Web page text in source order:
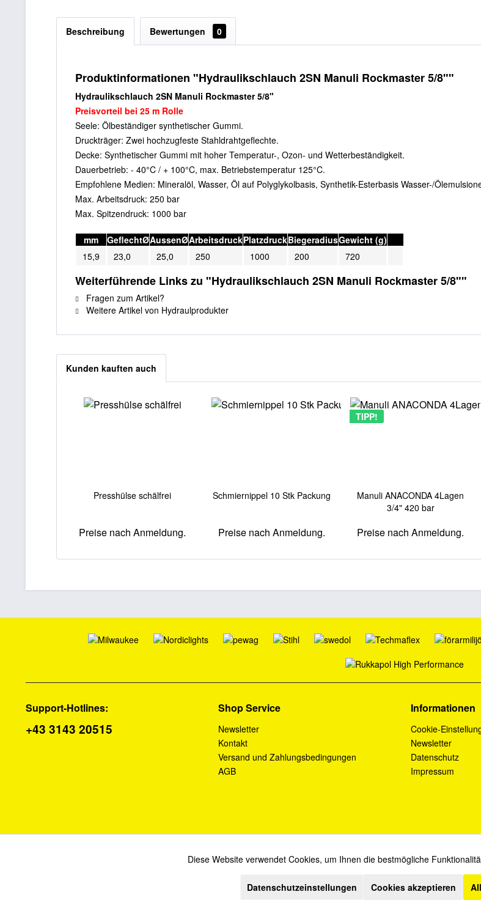
Beschreibung Bewertungen 0
Produktinformationen "Hydraulikschlauch 2SN Manuli Rockmaster 5/8""
Hydraulikschlauch 2SN Manuli Rockmaster 5/8"
Preisvorteil bei 25 m Rolle
Seele: Ölbeständiger synthetischer Gummi.
Druckträger: Zwei hochzugfeste Stahldrahtgeflechte.
Decke: Synthetischer Gummi mit hoher Temperatur-, Ozon- und Wetterbeständigkeit.
Dauerbetrieb: - 40°C / + 100°C, max. Betriebstemperatur 125°C.
Empfohlene Medien: Mineralöl, Wasser, Öl auf Polyglykolbasis, Synthetik-Esterbasis Wasser-/
Max. Arbeitsdruck: 250 bar
Max. Spitzendruck: 1000 bar
mm GeflechtØAussenØArbeitsdruckPlatzdruckBiegeradiusGewicht (g)
15,9
23,0 25,0 250 1000 200 720
Weiterführende Links zu "Hydraulikschlauch 2SN Manuli Rockmaster 5/8""
Fragen zum Artikel?
Weitere Artikel von Hydraulprodukter
Kunden kauften auch
Presshülse schälfrei
Preise nach Anmeldung.
Schmiernippel 10 Stk Packung
Preise nach Anmeldung.
TIPP!
Manuli ANACONDA 4Lagen
3/4" 420 bar
Preise nach Anmeldung.
Support-Hotlines:
+43 3143 20515
Shop Service
Newsletter
Kontakt
Versand und Zahlungsbedingungen
AGB
Informationen
Cookie-
Newsletter
Datenschutz
Impressum
Alle Preise verstehen sich zzgl. Mehrwertsteuer und
und ggf.
Diese Website verwendet Cookies, um Ihnen die bestmögliche
Datenschutzeinstellungen Cookies akzeptieren